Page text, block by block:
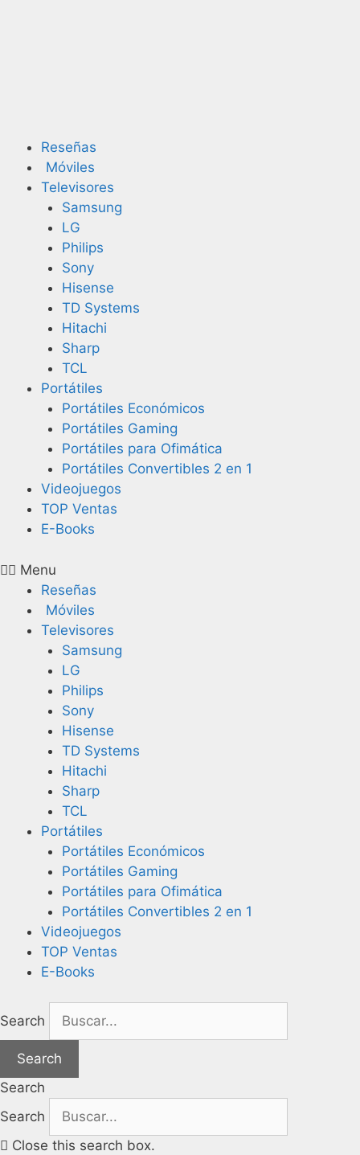
Reseñas
Móviles
Televisores
Samsung
LG
Philips
Sony
Hisense
TD Systems
Hitachi
Sharp
TCL
Portátiles
Portátiles Económicos
Portátiles Gaming
Portátiles para Ofimática
Portátiles Convertibles 2 en 1
Videojuegos
TOP Ventas
E-Books
Menu
Reseñas
Móviles
Televisores
Samsung
LG
Philips
Sony
Hisense
TD Systems
Hitachi
Sharp
TCL
Portátiles
Portátiles Económicos
Portátiles Gaming
Portátiles para Ofimática
Portátiles Convertibles 2 en 1
Videojuegos
TOP Ventas
E-Books
Search
Search
Search
Search
Close this search box.